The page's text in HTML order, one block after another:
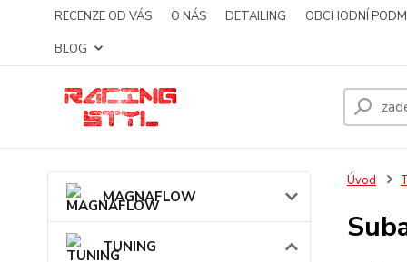
RECENZE OD VÁS O NÁS DETAILING
OBCHODNÍ
BLOG
MAGNAFLOW
TUNING
Úvod